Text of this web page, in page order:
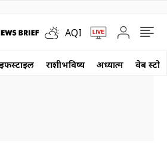
AQI
राशीभविष्य अध्यात्म वेब